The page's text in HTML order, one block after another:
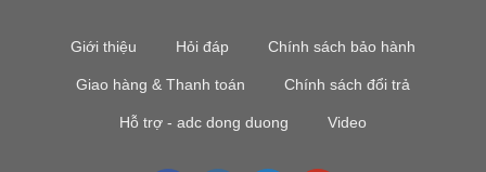
Giới thiệu Hỏi đáp Chính sách bảo hành
Giao hàng & Thanh toán Chính sách đổi trả
Hỗ trợ - adc dong duong Video